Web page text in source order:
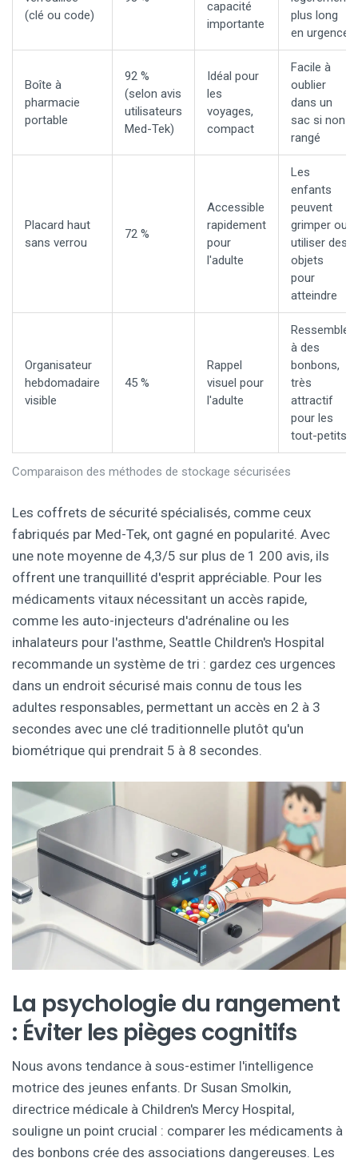
Comparaison des méthodes de stockage sécurisées
(clé ou code)
capacité
importante
plus long
en urgence
Boîte à
pharmacie
portable
92 %
(selon avis
utilisateurs
Med-Tek)
Idéal pour
les
voyages,
compact
Facile à
oublier
dans un
sac si non
rangé
Placard haut
sans verrou
72 %
Accessible
rapidement
pour
l'adulte
Les
enfants
peuvent
grimper ou
utiliser des
objets
pour
atteindre
Organisateur
hebdomadaire
visible
45 %
Rappel
visuel pour
l'adulte
Ressemble
à des
bonbons,
très
attractif
pour les
tout-petits
Les coffrets de sécurité spécialisés, comme ceux
fabriqués par Med-Tek, ont gagné en popularité. Avec
une note moyenne de 4,3/5 sur plus de 1 200 avis, ils
offrent une tranquillité d'esprit appréciable. Pour les
médicaments vitaux nécessitant un accès rapide,
comme les auto-injecteurs d'adrénaline ou les
inhalateurs pour l'asthme, Seattle Children's Hospital
recommande un système de tri : gardez ces urgences
dans un endroit sécurisé mais connu de tous les
adultes responsables, permettant un accès en 2 à 3
secondes avec une clé traditionnelle plutôt qu'un
biométrique qui prendrait 5 à 8 secondes.
La psychologie du rangement
: Éviter les pièges cognitifs
Nous avons tendance à sous-estimer l'intelligence
motrice des jeunes enfants. Dr Susan Smolkin,
directrice médicale à Children's Mercy Hospital,
souligne un point crucial : comparer les médicaments à
des bonbons crée des associations dangereuses. Les